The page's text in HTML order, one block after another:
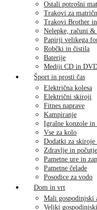
Ostali potrošni
Trakovi za
Trakovi Brother
Nelepke, računi
Papirji velikega
Robčki in čistila
Baterije
Mediji CD in
Šport in prosti čas
Električna kolesa
Električni skiroji
Fitnes naprave
Kampiranje
Igralne konzole in
Vse za kolo
Dodatki za skiroje
Zdravlje in počutje
Pametne ure in
Pametne čelade
Posodice za vodo
Dom in vrt
Mali gospodinjski
Veliki